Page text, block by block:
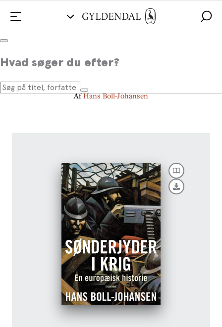
Hvad søger du efter?
Sønderjyder i krig
En europæisk historie
AfHans Boll-Johansen